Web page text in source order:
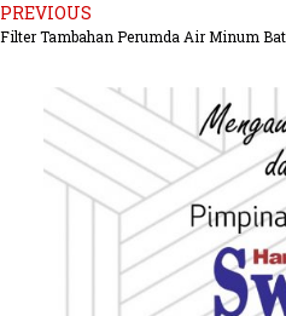
PREVIOUS